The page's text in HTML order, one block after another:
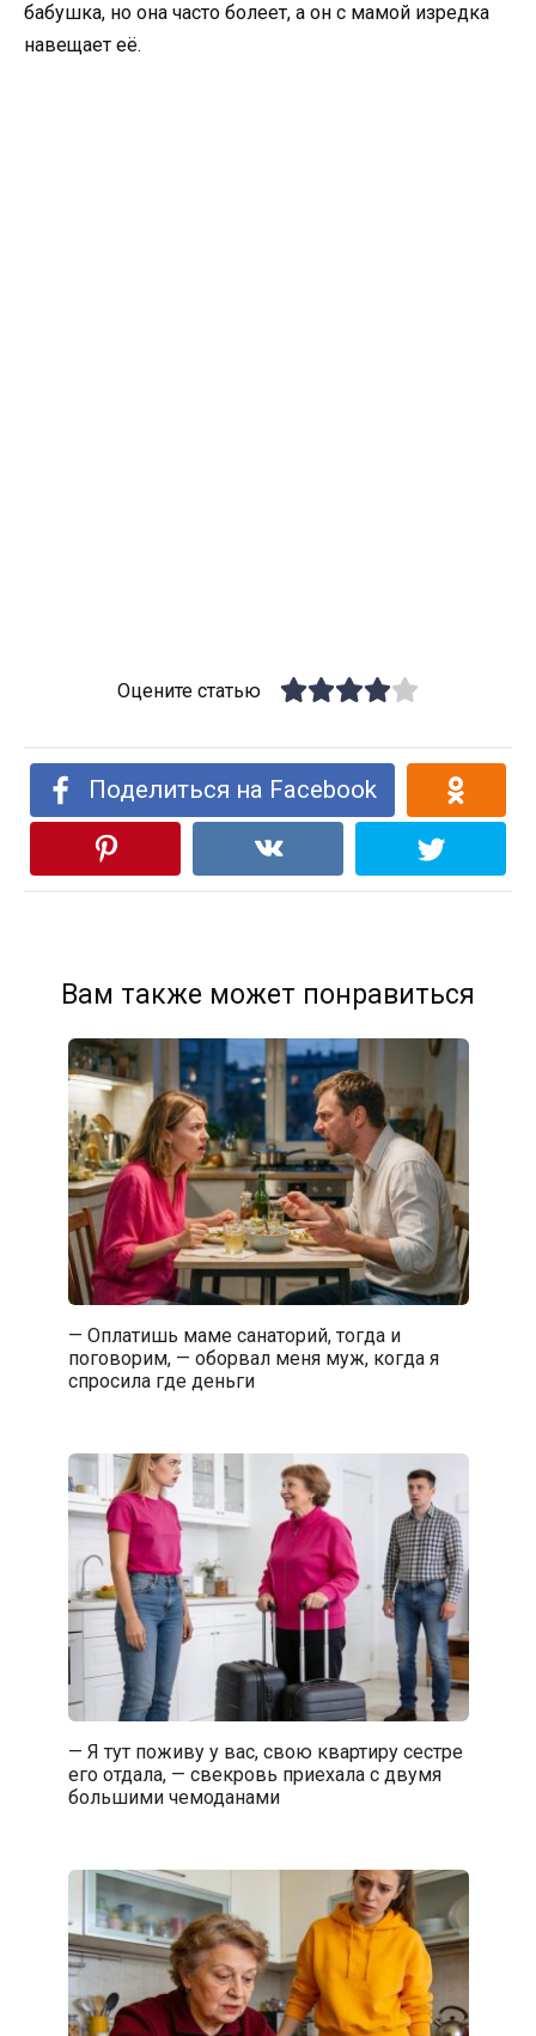
бабушка, но она часто болеет, а он с мамой изредка
навещает её.
Оцените статью
Поделиться на Facebook
Вам также может понравиться
— Оплатишь маме санаторий, тогда и
поговорим, — оборвал меня муж, когда я
спросила где деньги
— Я тут поживу у вас, свою квартиру сестре
его отдала, — свекровь приехала с двумя
большими чемоданами